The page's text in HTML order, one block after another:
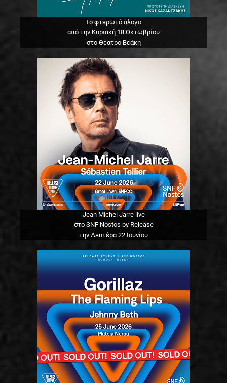
Το φτερωτό άλογο
από την Κυριακή 18 Οκτωβρίου
στο Θέατρο Βεάκη
Jean Michel Jarre live
στο SNF Nostos by Release
την Δευτέρα 22 Ιουνίου